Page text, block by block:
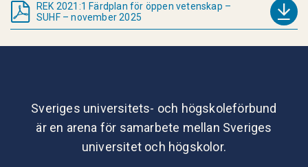
REK 2021:1 Färdplan för öppen vetenskap –
SUHF – november 2025
Sveriges universitets- och högskoleförbund
är en arena för samarbete mellan Sveriges
universitet och högskolor.